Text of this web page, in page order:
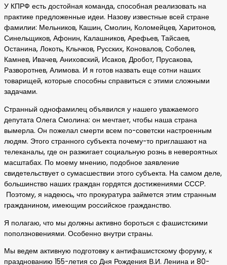
У КПРФ есть достойная команда, способная реализовать на
практике предложенные идеи. Назову известные всей стране
фамилии: Мельников, Кашин, Смолин, Коломейцев, Харитонов,
Синельщиков, Афонин, Калашников, Арефьев, Тайсаев,
Останина, Локоть, Клычков, Русских, Коновалов, Соболев,
Камнев, Ивачев, Аниховский, Исаков, Дробот, Прусакова,
Разворотнев, Алимова. И я готов назвать еще сотни наших
товарищей, которые способны справиться с этими сложными
задачами.
Странный однофамилец объявился у нашего уважаемого
депутата Олега Смолина: он мечтает, чтобы наша страна
вымерла. Он пожелал смерти всем по-советски настроенным
людям. Этого странного субъекта почему-то приглашают на
телеканалы, где он разжигает социальную рознь в невероятных
масштабах. По моему мнению, подобное заявление
свидетельствует о сумасшествии этого субъекта. На самом деле,
большинство наших граждан гордятся достижениями СССР.
Поэтому, я надеюсь, что прокуратура займется этим странным
гражданином, имеющим российское гражданство.
Я полагаю, что мы должны активно бороться с фашистскими
поползновениями. Особенно внутри страны.
Мы ведем активную подготовку к антифашистскому форуму, к
празднованию 155-летия со Дня Рождения В.И. Ленина и 80-